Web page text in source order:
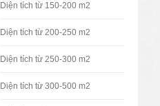
Diện tích từ 150-200 m2
Diện tích từ 200-250 m2
Diện tích từ 250-300 m2
Diện tích từ 300-500 m2